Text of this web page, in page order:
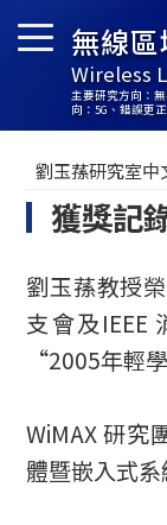
無線
Wireless
主要研究方向：
向：5G、錯誤更
劉玉蓀研究室中
獲獎記
劉玉蓀教授
支會及IEEE
“2005年輕
WiMAX 研
體暨嵌入式